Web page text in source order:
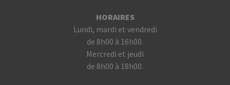
HORAIRES
Lundi, mardi et vendredi
de 8h00 à 16h00.
Mercredi et jeudi
de 8h00 à 18h00.